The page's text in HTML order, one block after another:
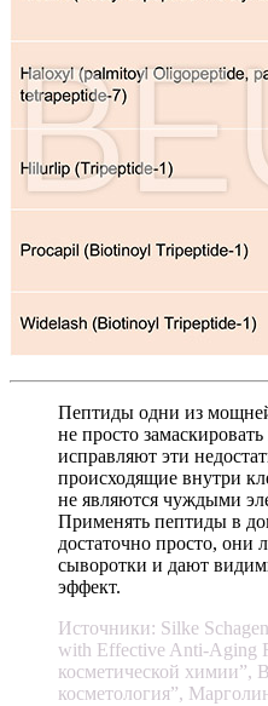
Пептиды одни из
не просто
исправляют эти
происходящие внутри
не являются чуждыми
Применять пептиды в
достаточно просто, они
сыворотки и дают
эффект.
Источники: Silke
with Effective Anti-Aging
косметической
косметология”,